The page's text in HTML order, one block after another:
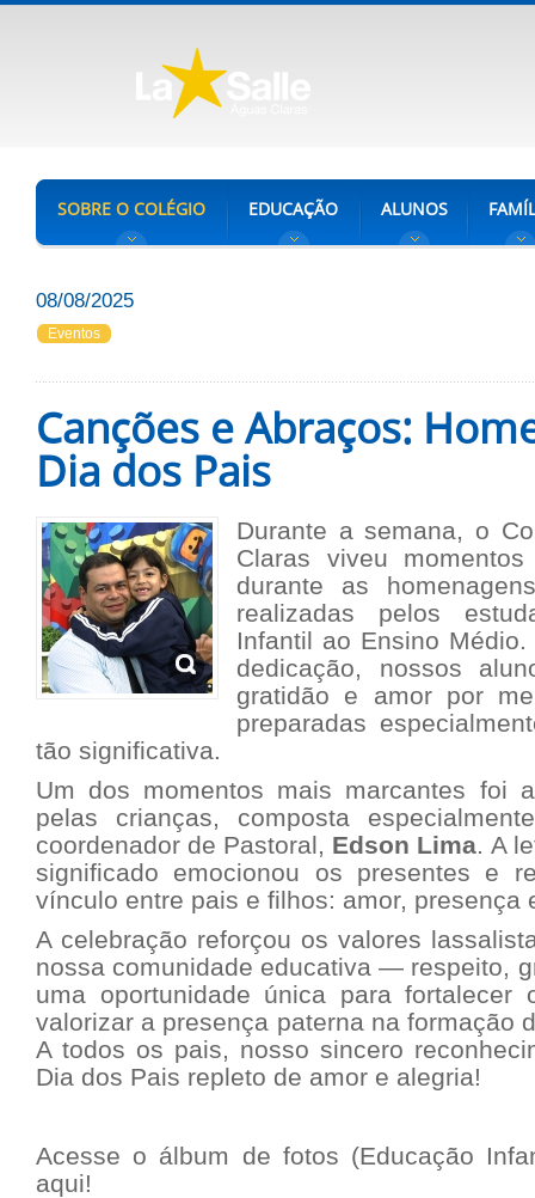
SOBRE O COLÉGIO EDUCAÇÃO ALUNOS
08/08/2025
Eventos
Canções e Abraços:
Dia dos Pais
Durante a semana, o
Claras viveu
durante as
realizadas pelos
Infantil ao Ensino
dedicação, nossos
gratidão e amor por
preparadas
tão significativa.
Um dos momentos mais marcantes foi
pelas crianças, composta
coordenador de Pastoral, Edson Lima. A
significado emocionou os presentes e
vínculo entre pais e filhos: amor, presença
A celebração reforçou os valores
nossa comunidade educativa — respeito,
uma oportunidade única para fortalecer
valorizar a presença paterna na formação
A todos os pais, nosso sincero
Dia dos Pais repleto de amor e alegria!
Acesse o álbum de fotos (Educação
aqui!